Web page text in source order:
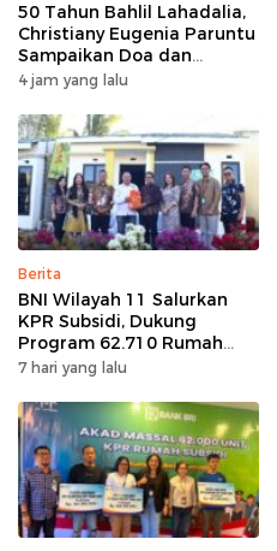
50 Tahun Bahlil Lahadalia,
Christiany Eugenia Paruntu
Sampaikan Doa dan
Harapan
4 jam yang lalu
Berita
BNI Wilayah 11 Salurkan
KPR Subsidi, Dukung
Program 62.710 Rumah
Bersubsidi
7 hari yang lalu